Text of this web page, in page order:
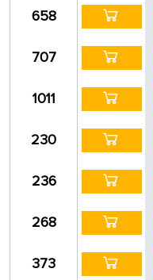
658
707
1011
230
236
268
373